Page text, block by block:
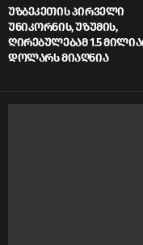
ᲣᲖᲑᲔᲙᲔᲗᲘᲡ ᲞᲘᲠᲕᲔᲚᲘ
ᲣᲜᲘᲙᲝᲠᲜᲘᲡ, ᲣᲖᲣᲛᲘᲡ,
ᲦᲘᲠᲔᲑᲣᲚᲔᲑᲐᲛ 1.5
ᲓᲝᲚᲐᲠᲡ ᲛᲘᲐᲦᲬᲘᲐ